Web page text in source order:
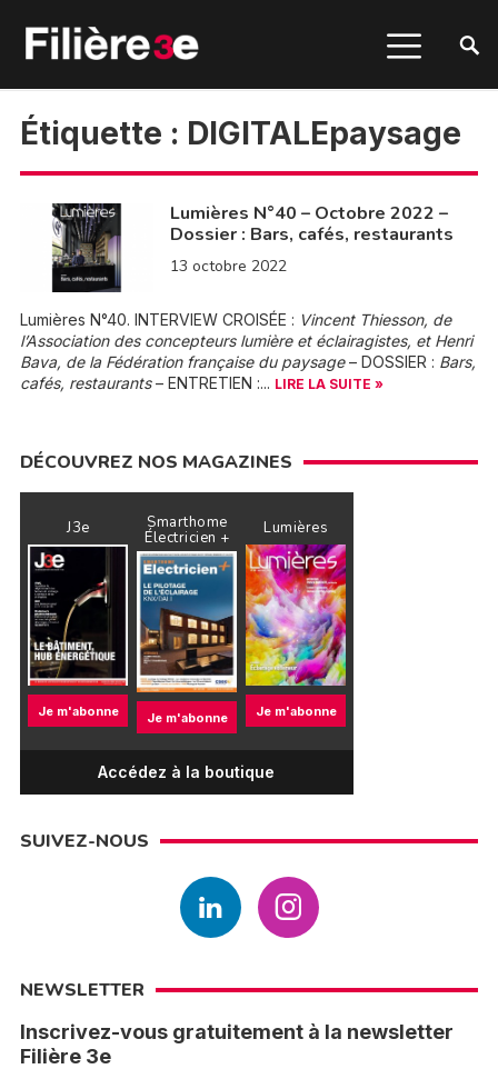
Étiquette : DIGITALEpaysage
Lumières N°40 – Octobre 2022 –
Dossier : Bars, cafés, restaurants
13 octobre 2022
Lumières N°40. INTERVIEW CROISÉE : Vincent Thiesson, de
l’Association des concepteurs lumière et éclairagistes, et Henri
Bava, de la Fédération française du paysage– DOSSIER : Bars,
cafés, restaurants– ENTRETIEN :... LIRE LA SUITE »
DÉCOUVREZ NOS MAGAZINES
J3e
Je m'abonne
Smarthome
Électricien +
Je m'abonne
Lumières
Je m'abonne
Accédez à la boutique
SUIVEZ-NOUS
NEWSLETTER
Inscrivez-vous gratuitement à la newsletter
Filière 3e